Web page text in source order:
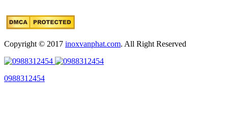
Copyright © 2017 inoxvanphat.com. All Right Reserved
0988312454